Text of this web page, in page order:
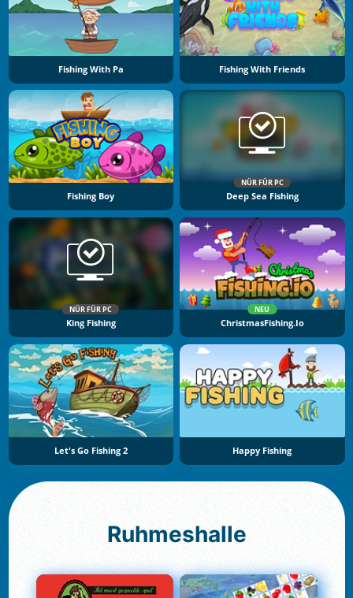
Fishing With Pa Fishing With Friends
Fishing Boy
NÜR FÜR PC
Deep Sea Fishing
NÜR FÜR PC
King Fishing
NEU
ChristmasFishing.io
Let's Go Fishing 2 Happy Fishing
Ruhmeshalle